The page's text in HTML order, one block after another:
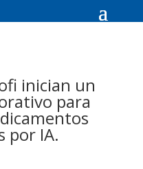
inician un
para
por IA.